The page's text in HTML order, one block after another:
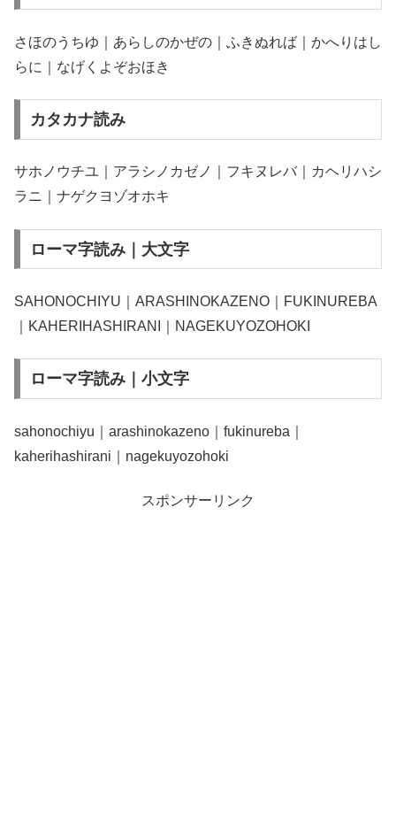
さほのうちゆ｜あらしのかぜの｜ふきぬれば｜かへりはし
らに｜なげくよぞおほき
カタカナ読み
サホノウチユ｜アラシノカゼノ｜フキヌレバ｜カヘリハシ
ラニ｜ナゲクヨゾオホキ
ローマ字読み｜大文字
SAHONOCHIYU｜ARASHINOKAZENO｜FUKINUREBA
｜KAHERIHASHIRANI｜NAGEKUYOZOHOKI
ローマ字読み｜小文字
sahonochiyu｜arashinokazeno｜fukinureba｜
kaherihashirani｜nagekuyozohoki
スポンサーリンク